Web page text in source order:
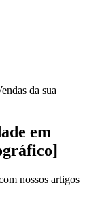
em
nossos artigos